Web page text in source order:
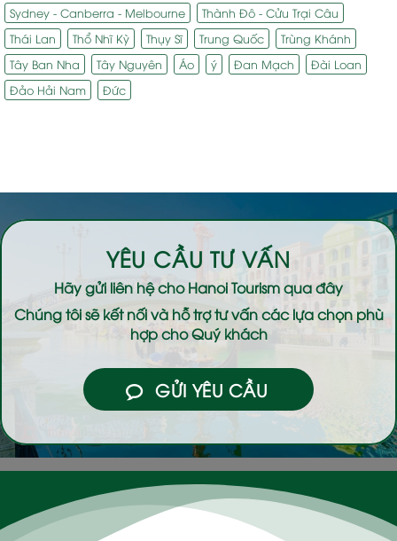
Sydney - Canberra - Melbourne
Thành Đô - Cửu Trại Câu
Thái Lan
Thổ Nhĩ Kỳ Thụy Sĩ Trung Quốc
Trùng Khánh
Tây Ban Nha
Tây Nguyên Áo ý Đan Mạch
Đài Loan
Đảo Hải Nam
Đức
YÊU CẦU TƯ VẤN
Hãy gửi liên hệ choHanoi Tourismqua đây
Chúng tôi sẽ kết nối và hỗ trợ tư vấn các lựa chọn phù
hợp cho Quý khách
GỬI YÊU CẦU